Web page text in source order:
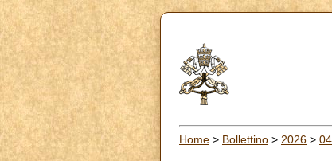
Home > Bollettino > 2026 > 04